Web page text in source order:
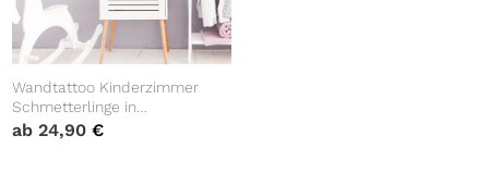
Wandtattoo Kinderzimmer
Schmetterlinge in
Pastellfarben Trend pastell
ab24,90€